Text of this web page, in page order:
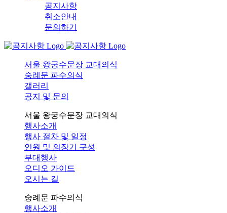
공지사항
취소안내
문의하기
서울 왕궁수문장 교대의식
숭례문 파수의식
갤러리
공지 및 문의
서울 왕궁수문장 교대의식
행사소개
행사 절차 및 일정
인원 및 의장기 구성
부대행사
오디오 가이드
오시는 길
숭례문 파수의식
행사소개